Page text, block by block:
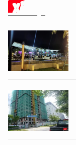
XÃ HỘI